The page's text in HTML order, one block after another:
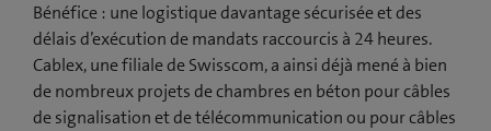
Bénéfice : une logistique davantage sécurisée et des
délais d’exécution de mandats raccourcis à 24 heures.
Cablex, une filiale de Swisscom, a ainsi déjà mené à bien
de nombreux projets de chambres en béton pour câbles
de signalisation et de télécommunication ou pour câbles